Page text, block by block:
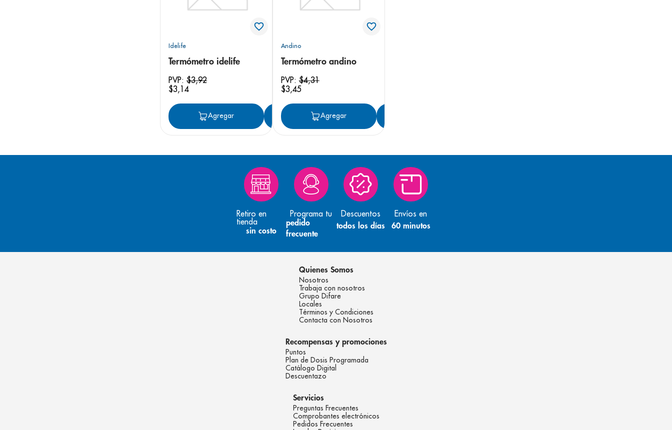
Idelife
Termómetro idelife
PVP: $3,92
$3,14
Agregar Agregar
Andino
Termómetro andino
PVP:$4,31
$3,45
Agregar
Retiro en
tienda
sin costo
Programa tu
pedido
frecuente
Descuentos
todos los días
Envíos en
60 minutos
Quienes Somos
Nosotros
Trabaja con nosotros
Grupo Difare
Locales
Términos y Condiciones
Contacta con Nosotros
Recompensas y promociones
Puntos
Plan de Dosis Programada
Catálogo Digital
Descuentazo
Servicios
Preguntas Frecuentes
Comprobantes electrónicos
Pedidos Frecuentes